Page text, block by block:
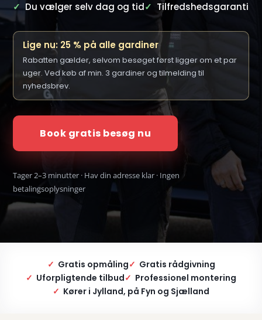
✓ Du vælger selv dag og tid✓ Tilfredshedsgaranti
Lige nu: 25 % på alle gardiner
Rabatten gælder, selvom besøget først ligger om et par
uger. Ved køb af min. 3 gardiner og tilmelding til
nyhedsbrev.
Book gratis besøg nu
Tager 2–3 minutter · Hav din adresse klar · Ingen
betalingsoplysninger
✓ Gratis opmåling✓ Gratis rådgivning
✓ Uforpligtende tilbud✓ Professionel montering
✓ Kører i Jylland, på Fyn og Sjælland